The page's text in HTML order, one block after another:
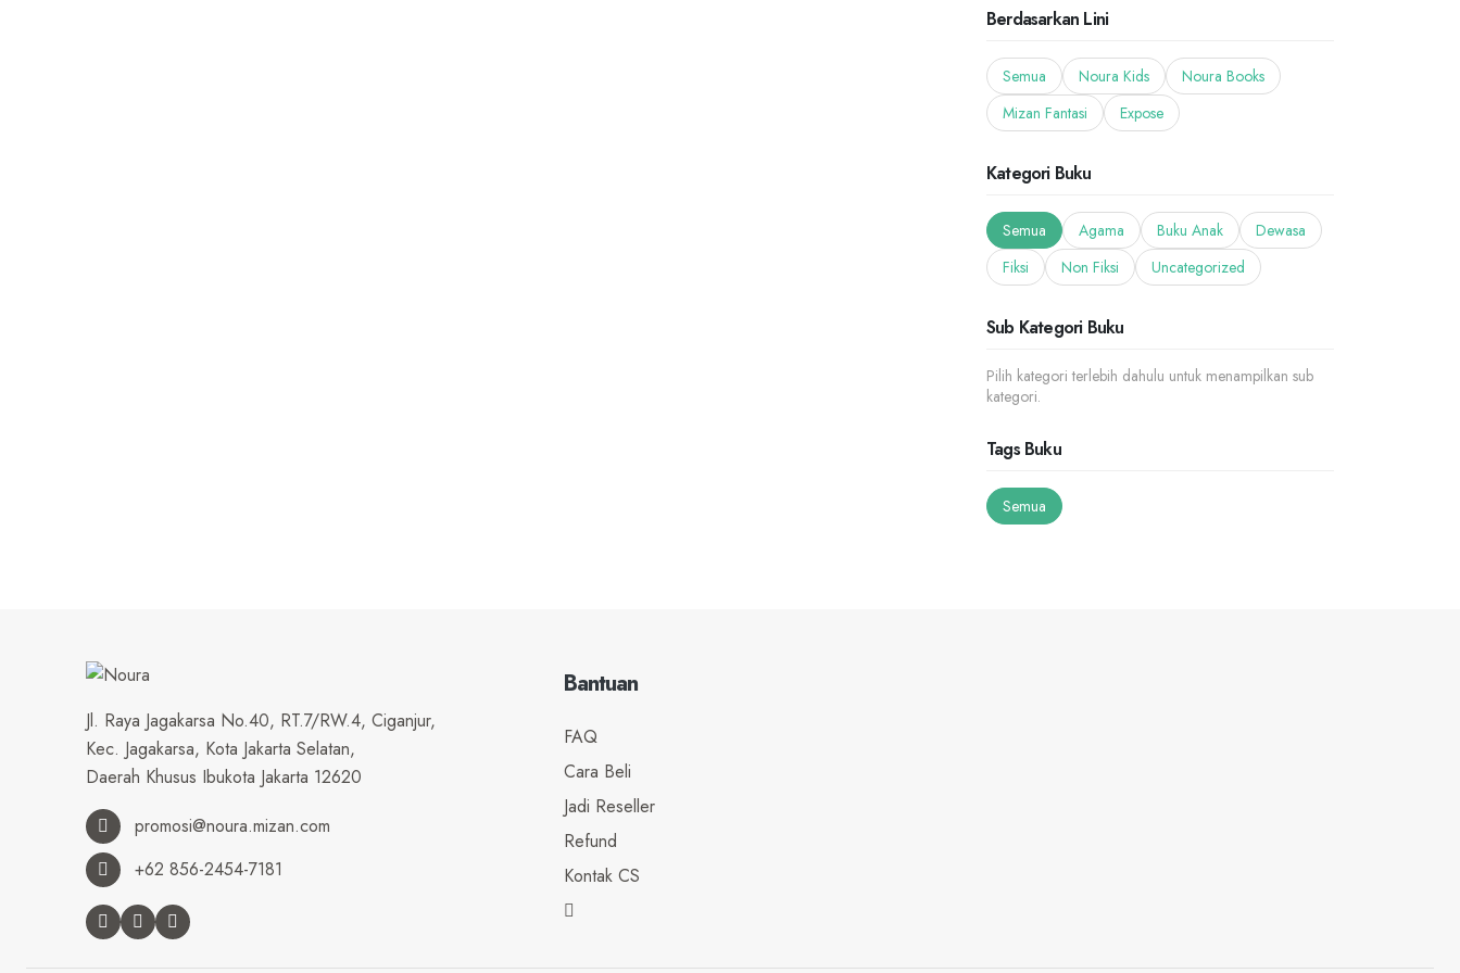
Berdasarkan Lini
Semua Noura Kids
Noura Books
Mizan Fantasi
Expose
Kategori Buku
Semua Agama Buku Anak
Dewasa
Fiksi
Non Fiksi Uncategorized
Sub Kategori Buku
Pilih kategori terlebih dahulu untuk menampilkan sub
kategori.
Tags Buku
Semua
Jl. Raya Jagakarsa No.40, RT.7/RW.4, Ciganjur,
Kec. Jagakarsa, Kota Jakarta Selatan,
Daerah Khusus Ibukota Jakarta 12620
promosi@noura.mizan.com
+62 856-2454-7181
Bantuan
FAQ
Cara Beli
Jadi Reseller
Refund
Kontak CS